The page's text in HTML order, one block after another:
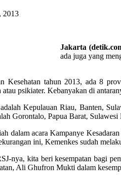
2013
Jakarta
ada juga yang
Kesehatan tahun 2013, ada 8
psikiater. Kebanyakan di
Kepulauan Riau, Banten,
Gorontalo, Papua Barat,
dalam acara Kampanye
ini, Kemenkes sudah
nya, kita beri kesempatan bagi
Ali Ghufron Mukti dalam